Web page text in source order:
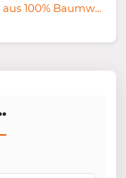
🩳 SOLID SDLiam Shorts aus 100% Baumwolle in 2 Farben für je 12,98€ (statt 45€) – oder beide 22,97€!